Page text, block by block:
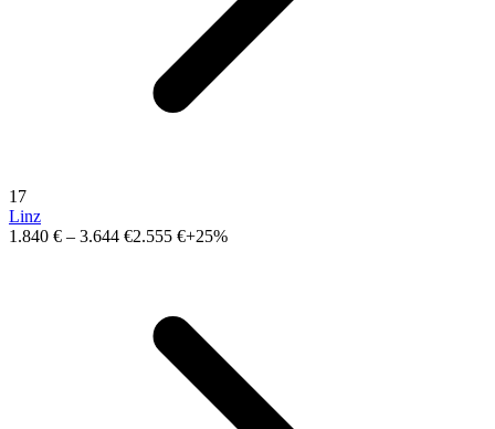
17
Linz
1.840 € – 3.644 €2.555 €+25%